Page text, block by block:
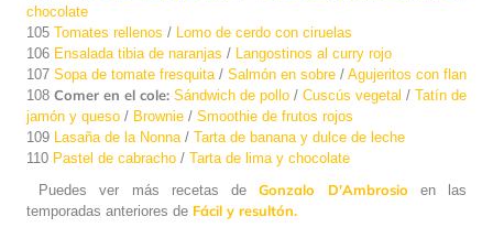
chocolate
105 Tomates rellenos /
Lomo de cerdo con ciruelas
106 Ensalada tibia de naranjas /
Langostinos al curry rojo
107 Sopa de tomate fresquita / Salmón en sobre / Agujeritos con flan
108 Comer en el cole: Sándwich de pollo / Cuscús vegetal / Tatín de
jamón y queso / Brownie / Smoothie de frutos rojos
109
Lasaña de la Nonna / Tarta de banana y dulce de leche
110 Pastel de cabracho / Tarta de lima y chocolate
Puedes ver más recetas deGonzalo D'Ambrosio en las
temporadas anteriores de Fácil y resultón.